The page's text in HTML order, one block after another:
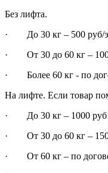
Без лифта.
· До 30 кг – 500 руб/
· От 30 до 60 кг –
· Более 60 кг - по
На лифте. Если товар
· До 30 кг – 1000 руб
· От 30 до 60 кг –
· От 60 кг – по